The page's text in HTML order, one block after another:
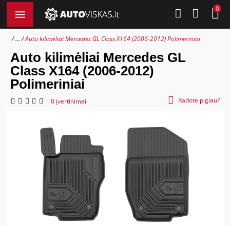
0
... Auto kilimėliai Mercedes GL Class X164 (2006-2012) Polimeriniai
Auto kilimėliai Mercedes GL
Class X164 (2006-2012)
Polimeriniai
0 įvertinimai Radote pigiau?